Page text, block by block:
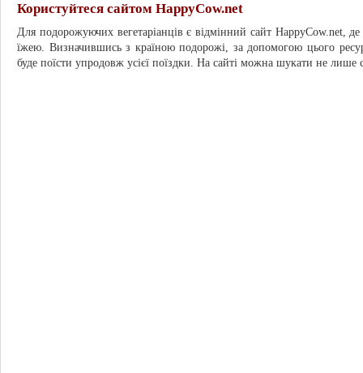
Користуйтеся сайтом HappyCow.net
Для подорожуючих вегетаріанців є відмінний сайт HappyCow.net, де
їжею. Визначившись з країною подорожі, за допомогою цього
буде поїсти упродовж усієї поїздки. На сайті можна шукати не лише